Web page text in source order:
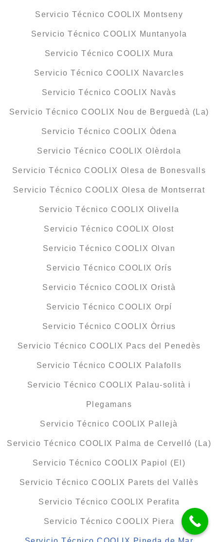
Servicio Técnico COOLIX Montseny
Servicio Técnico COOLIX Muntanyola
Servicio Técnico COOLIX Mura
Servicio Técnico COOLIX Navarcles
Servicio Técnico COOLIX Navàs
Servicio Técnico COOLIX Nou de Berguedà (La)
Servicio Técnico COOLIX Òdena
Servicio Técnico COOLIX Olèrdola
Servicio Técnico COOLIX Olesa de Bonesvalls
Servicio Técnico COOLIX Olesa de Montserrat
Servicio Técnico COOLIX Olivella
Servicio Técnico COOLIX Olost
Servicio Técnico COOLIX Olvan
Servicio Técnico COOLIX Orís
Servicio Técnico COOLIX Oristà
Servicio Técnico COOLIX Orpí
Servicio Técnico COOLIX Òrrius
Servicio Técnico COOLIX Pacs del Penedès
Servicio Técnico COOLIX Palafolls
Servicio Técnico COOLIX Palau-solità i
Plegamans
Servicio Técnico COOLIX Pallejà
Servicio Técnico COOLIX Palma de Cervelló (La)
Servicio Técnico COOLIX Papiol (El)
Servicio Técnico COOLIX Parets del Vallès
Servicio Técnico COOLIX Perafita
Servicio Técnico COOLIX Piera